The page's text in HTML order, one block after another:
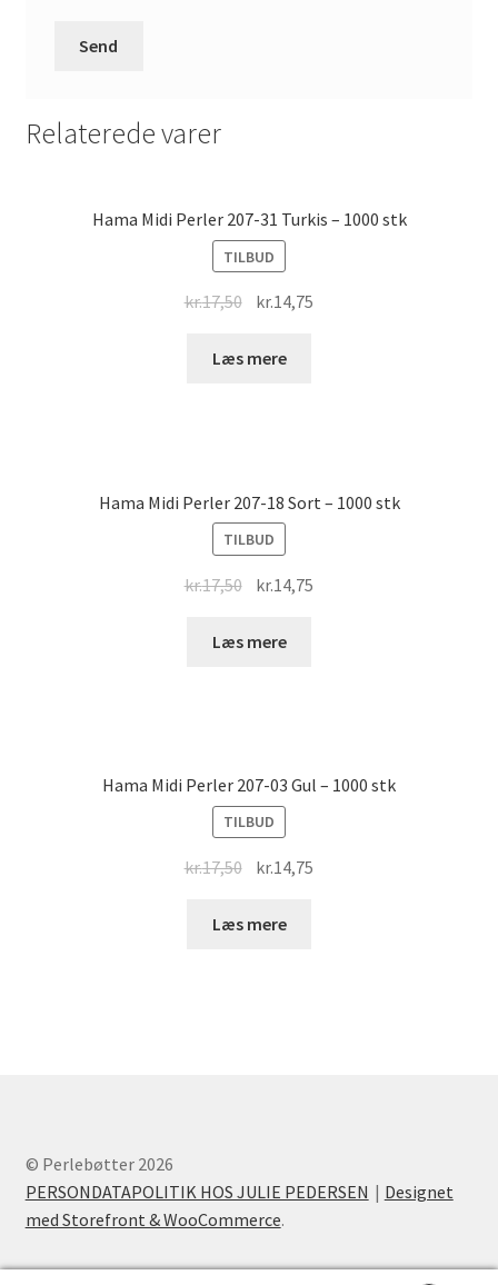
Relaterede varer
Hama Midi Perler 207-31 Turkis – 1000 stk
TILBUD
kr.17,50 Original
was:
kr.14,75
Læs mere
Hama Midi Perler 207-18 Sort – 1000 stk
TILBUD
kr.17,50 Original
was:
kr.14,75
Læs mere
Hama Midi Perler 207-03 Gul – 1000 stk
TILBUD
kr.17,50 Original
was:
kr.14,75
Læs mere
© Perlebøtter 2026
PERSONDATAPOLITIK HOS JULIE PEDERSEN
Designet
med Storefront & WooCommerce.